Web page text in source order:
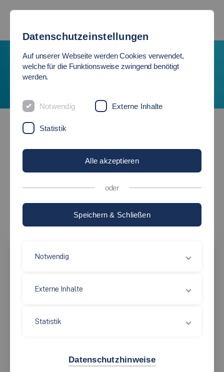
CAREER CENTRE
Beratungsangebote und mehr
Berufsorientierung
Datenschutzeinstellungen
Auf unserer Webseite werden Cookies verwendet,
welche für die Funktionsweise zwingend benötigt
werden.
Notwendig Externe Inhalte
Statistik
Alle akzeptieren
oder
Speichern & Schließen
Notwendig
Externe Inhalte
Statistik
Datenschutzhinweise